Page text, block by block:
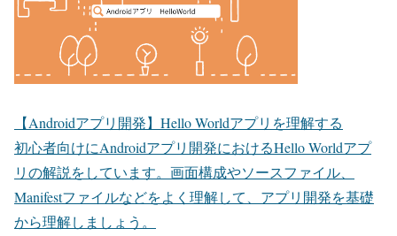
【Androidアプリ開発】Hello Worldアプリを理解する
初心者向けにAndroidアプリ開発におけるHello Worldアプ
リの解説をしています。画面構成やソースファイル、
Manifestファイルなどをよく理解して、アプリ開発を基礎
から理解しましょう。